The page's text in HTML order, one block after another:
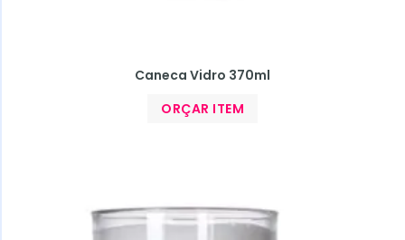
Caneca Vidro 370ml
ORÇAR ITEM